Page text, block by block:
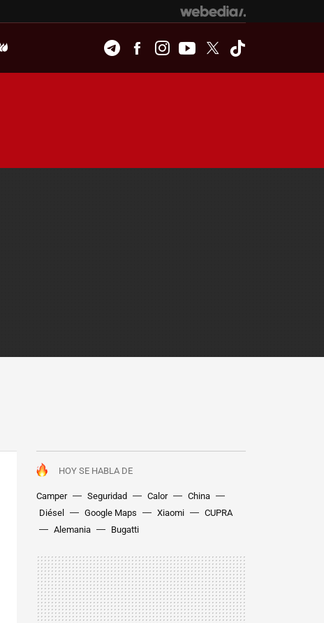
TelegramFacebookInstagramYoutubeTwitter
HOY SE HABLA DE
Camper Seguridad Calor
China
Diésel
Google Maps Xiaomi
CUPRA
Alemania
Bugatti